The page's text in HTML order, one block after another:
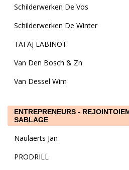
Schilderwerken De Vos
Schilderwerken De Winter
TAFAJ LABINOT
Van Den Bosch & Zn
Van Dessel Wim
ENTREPRENEURS -
SABLAGE
Naulaerts Jan
PRODRILL